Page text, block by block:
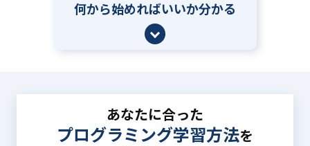
何から始めればいいか分かる
あなたに合った
プログラミング学習方法を